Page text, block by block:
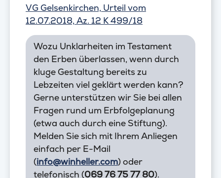
VG Gelsenkirchen, Urteil vom
12.07.2018, Az. 12 K 499/18
Wozu Unklarheiten im Testament
den Erben überlassen, wenn durch
kluge Gestaltung bereits zu
Lebzeiten viel geklärt werden kann?
Gerne unterstützen wir Sie bei allen
Fragen rund um Erbfolgeplanung
(etwa auch durch eine Stiftung).
Melden Sie sich mit Ihrem Anliegen
einfach per E-Mail
(info@winheller.com) oder
telefonisch (069 76 75 77 80).